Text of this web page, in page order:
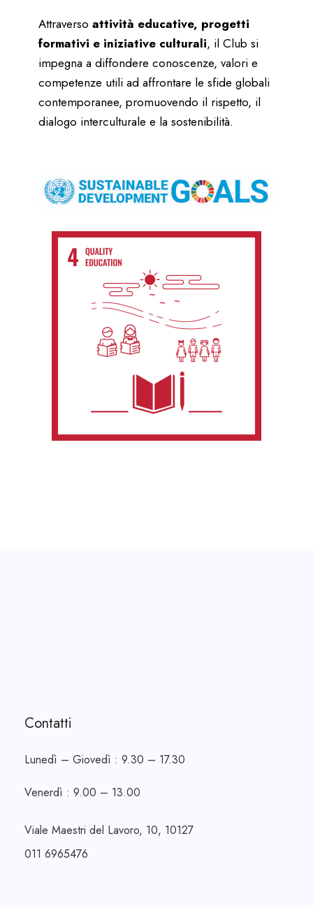
Attraverso attività educative, progetti
formativi e iniziative culturali, il Club si
impegna a diffondere conoscenze, valori e
competenze utili ad affrontare le sfide globali
contemporanee, promuovendo il rispetto, il
dialogo interculturale e la sostenibilità.
Contatti
Lunedì – Giovedì : 9.30 – 17.30
Venerdì : 9.00 – 13.00
Viale Maestri del Lavoro, 10, 10127
011 6965476